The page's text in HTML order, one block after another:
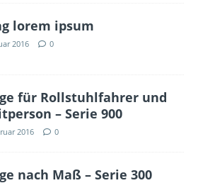
lorem ipsum
2016 0
für Rollstuhlfahrer und
– Serie 900
2016 0
nach Maß – Serie 300